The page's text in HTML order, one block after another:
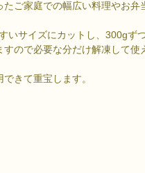
たご家庭での幅広い料理やお弁
いサイズにカットし、300gず
すので必要な分だけ解凍して使
きて重宝します。